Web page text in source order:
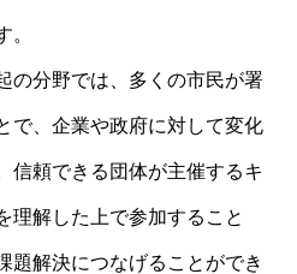
。
の分野では、多くの市民が署
で、企業や政府に対して変化
信頼できる団体が主催するキ
理解した上で参加すること
題解決につなげることができ